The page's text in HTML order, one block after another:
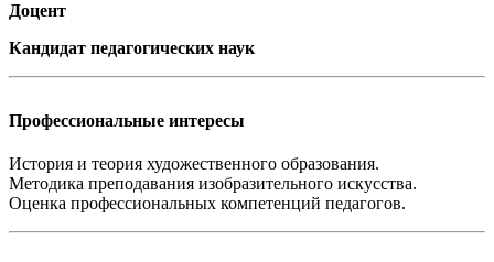
Доцент
Кандидат педагогических наук
Профессиональные интересы
История и теория художественного образования.
Методика преподавания изобразительного искусства.
Оценка профессиональных компетенций педагогов.